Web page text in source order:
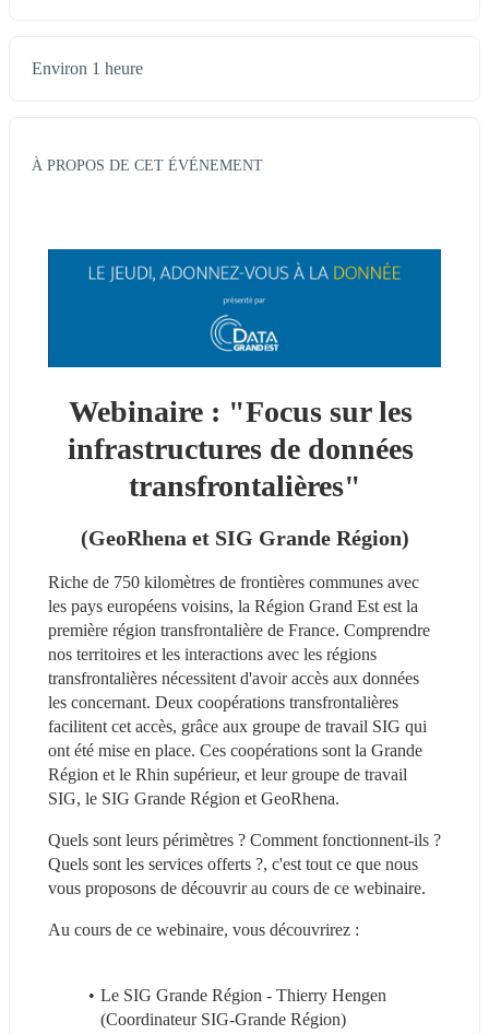
Environ 1 heure
À PROPOS DE CET ÉVÉNEMENT
Webinaire : "Focus sur les
infrastructures de données
transfrontalières"
(GeoRhena et SIG Grande Région)
Riche de 750 kilomètres de frontières communes avec
les pays européens voisins, la Région Grand Est est la
première région transfrontalière de France. Comprendre
nos territoires et les interactions avec les régions
transfrontalières nécessitent d'avoir accès aux données
les concernant. Deux coopérations transfrontalières
facilitent cet accès, grâce aux groupe de travail SIG qui
ont été mise en place. Ces coopérations sont la Grande
Région et le Rhin supérieur, et leur groupe de travail
SIG, le SIG Grande Région et GeoRhena.
Quels sont leurs périmètres ? Comment fonctionnent-ils ?
Quels sont les services offerts ?, c'est tout ce que nous
vous proposons de découvrir au cours de ce webinaire.
Au cours de ce webinaire, vous découvrirez :
Le SIG Grande Région - Thierry Hengen
(Coordinateur SIG-Grande Région)